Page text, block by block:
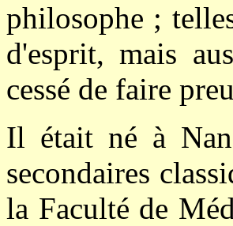
philosophe ;
d'esprit, mais
cessé de faire
Il était né à
secondaires
la Faculté de